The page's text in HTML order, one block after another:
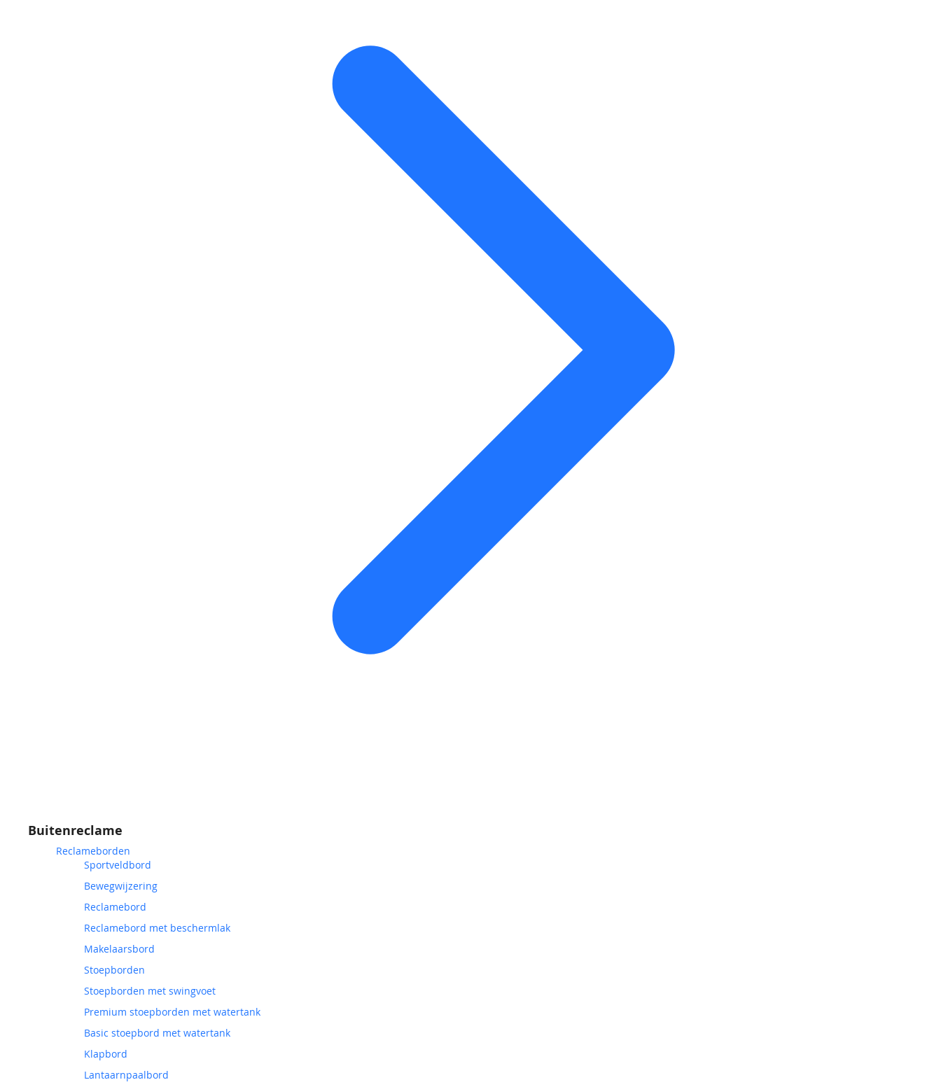
Buitenreclame
Reclameborden
Sportveldbord
Bewegwijzering
Reclamebord
Reclamebord met beschermlak
Makelaarsbord
Stoepborden
Stoepborden met swingvoet
Premium stoepborden met watertank
Basic stoepbord met watertank
Klapbord
Lantaarnpaalbord